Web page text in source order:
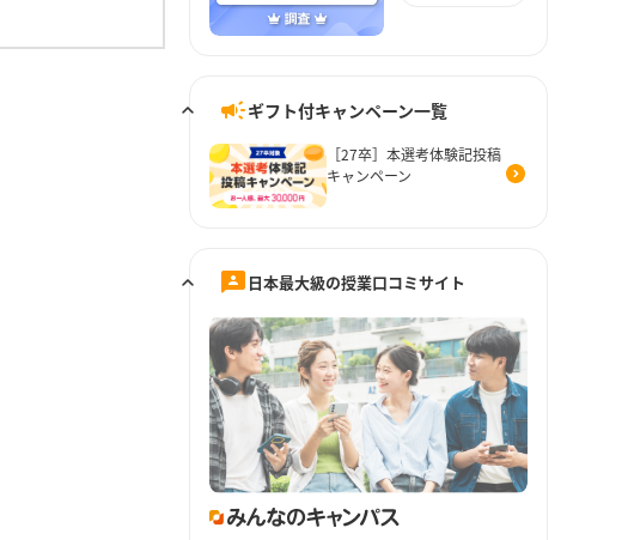
ギフト付キャンペーン一覧
［27卒］本選考体験記投稿
キャンペーン
日本最大級の授業口コミサイト